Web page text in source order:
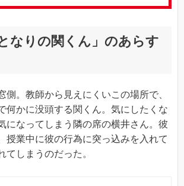
なりの関くん」のあらす
側。教師から見えにくいこの場所で、
何かに没頭する関くん。気にしたくな
になってしまう隣の席の横井さん。彼
授業中に彼の行為に突っ込みを入れて
てしまうのだった。